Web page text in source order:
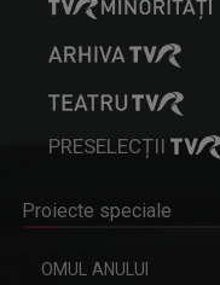
PRESELECȚII
Proiecte speciale
OMUL ANULUI